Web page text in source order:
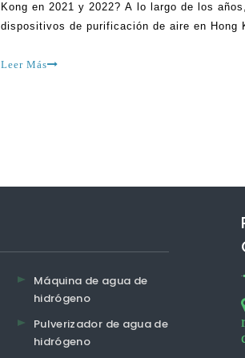
Kong en 2021 y 2022? A lo largo de los
dispositivos de purificación de aire en Hong
El último grupo de aire
Leer Más
Máquina de agua de
hidrógeno
Pulverizador de agua de
hidrógeno